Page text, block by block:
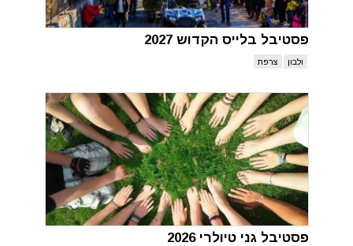
פסטיבל בלייס הקדוש 2027
ולבון צרפת
פסטיבל גני טיולרי 2026